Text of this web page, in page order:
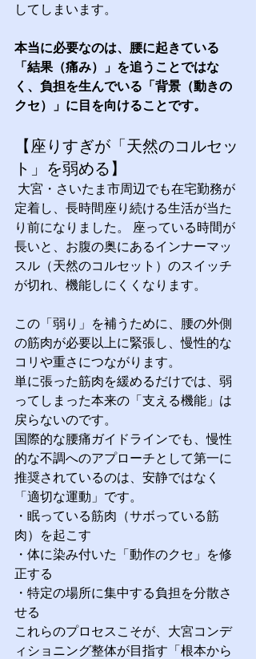
してしまいます。
本当に必要なのは、腰に起きている
「結果（痛み）」を追うことではな
く、負担を生んでいる「背景（動きの
クセ）」に目を向けることです。
【座りすぎが「天然のコルセッ
ト」を弱める】
定着し、長時間座り続ける生活が当た
り前になりました。 座っている時間が
長いと、お腹の奥にあるインナーマッ
スル（天然のコルセット）のスイッチ
が切れ、機能しにくくなります。
この「弱り」を補うために、腰の外側
の筋肉が必要以上に緊張し、慢性的な
コリや重さにつながります。
単に張った筋肉を緩めるだけでは、弱
ってしまった本来の「支える機能」は
戻らないのです。
国際的な腰痛ガイドラインでも、慢性
的な不調へのアプローチとして第一に
推奨されているのは、安静ではなく
「適切な運動」です。
・眠っている筋肉（サボっている筋
肉）を起こす
・体に染み付いた「動作のクセ」を修
正する
・特定の場所に集中する負担を分散さ
せる
これらのプロセスこそが、大宮コンデ
ィショニング整体が目指す「根本から